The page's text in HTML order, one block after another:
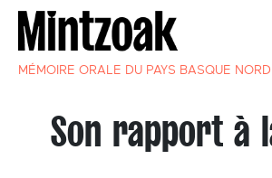
MÉMOIRE ORALE DU PAYS BASQUE NORD
Son rapport à